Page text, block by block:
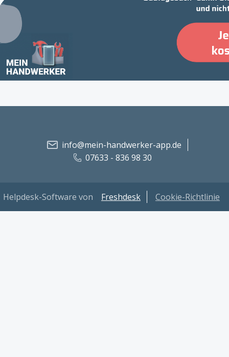
info@mein-handwerker-app.de
07633 - 836 98 30
Helpdesk-Software von Freshdesk Cookie-Richtlinie